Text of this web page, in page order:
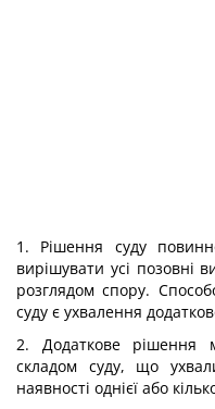
1. Рішення суду
вирішувати усі позовні
розглядом спору.
суду є ухвалення
2. Додаткове рішення
складом суду, що
наявності однієї або